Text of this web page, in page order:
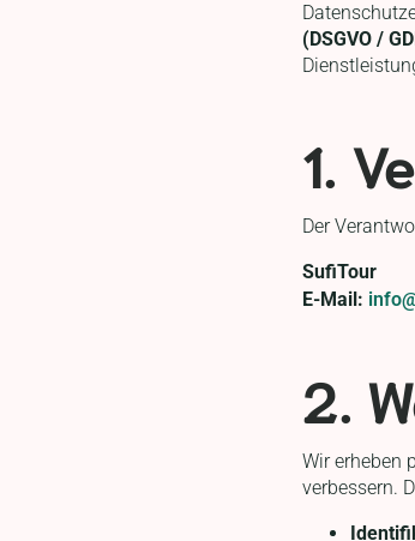
(DSGVO /
1.
Der
SufiTour
E-Mail:
2.
Wir erheben
verbessern.